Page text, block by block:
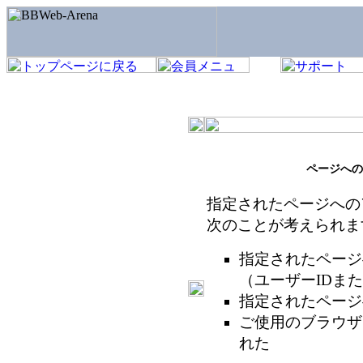
ページへ
指定されたページへ
次のことが考えられ
指定されたペー
（ユーザーIDま
指定されたペー
ご使用のブラウ
れた